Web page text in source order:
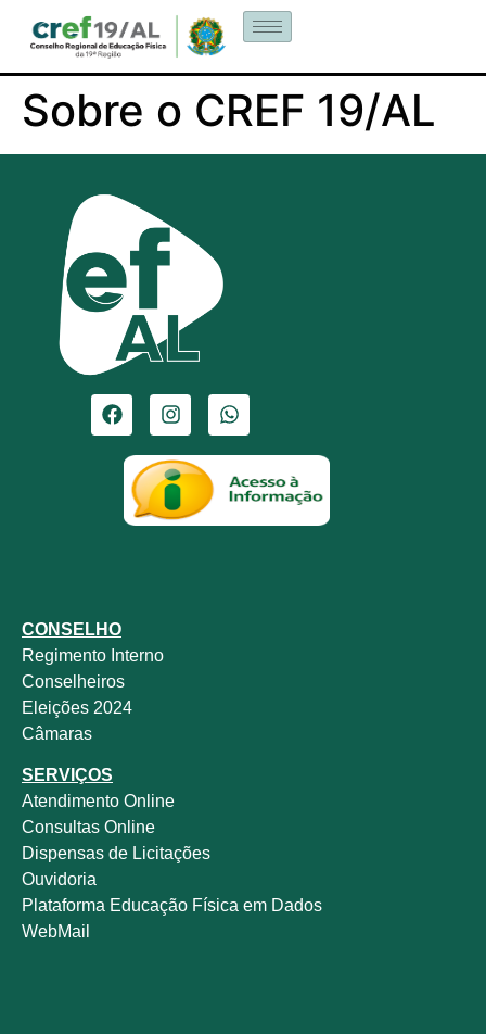
Sobre o CREF 19/AL
CONSELHO
Regimento Interno
Conselheiros
Eleições 2024
Câmaras
SERVIÇOS
Atendimento Online
Consultas Online
Dispensas de Licitações
Ouvidoria
Plataforma Educação Física em Dados
WebMail